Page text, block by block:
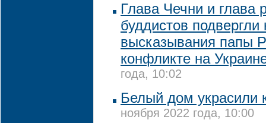
Глава Чечни и глава
буддистов подвергли
высказывания папы
конфликте на
года, 10:02
Белый дом украсили
ноября 2022 года, 10:00